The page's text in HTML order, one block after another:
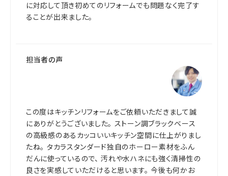
に対応して頂き初めてのリフォームでも問題なく完了す
ることが出来ました。
担当者の声
この度はキッチンリフォームをご依頼いただきまして誠
にありがとうございました。 ストーン調ブラックベース
の高級感のあるカッコいいキッチン空間に仕上がりまし
たね。 タカラスタンダード独自のホーロー素材をふん
だんに使っているので、 汚れや水ハネにも強く清掃性の
良さを実感していただけると思います。 今後も何かお